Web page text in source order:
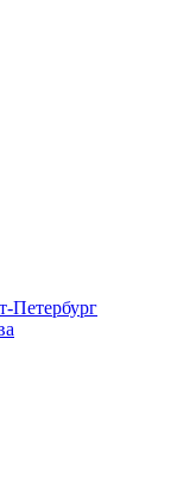
Петербург